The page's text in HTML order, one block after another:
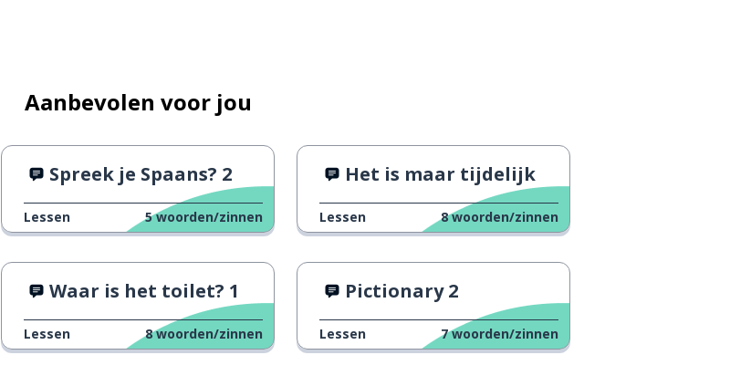
Aanbevolen voor jou
Spreek je Spaans? 2
Lessen 5 woorden/zinnen
Het is maar tijdelijk
Lessen 8 woorden/zinnen
Waar is het toilet? 1
Lessen 8 woorden/zinnen
Pictionary 2
Lessen 7 woorden/zinnen